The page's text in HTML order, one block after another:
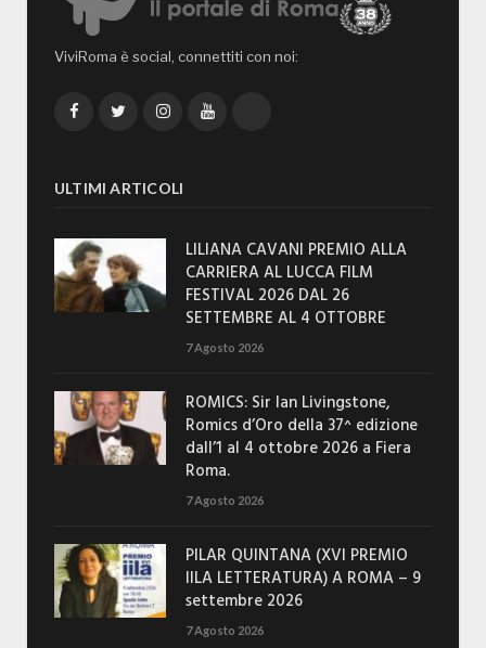
ViviRoma è social, connettiti con noi:
FacebookTwitterInstagramYouTube
ULTIMI ARTICOLI
LILIANA CAVANI PREMIO ALLA
CARRIERA AL LUCCA FILM
FESTIVAL 2026 DAL 26
SETTEMBRE AL 4 OTTOBRE
7 Agosto 2026
ROMICS: Sir Ian Livingstone,
Romics d’Oro della 37^ edizione
dall’1 al 4 ottobre 2026 a Fiera
Roma.
7 Agosto 2026
PILAR QUINTANA (XVI PREMIO
IILA LETTERATURA) A ROMA – 9
settembre 2026
7 Agosto 2026